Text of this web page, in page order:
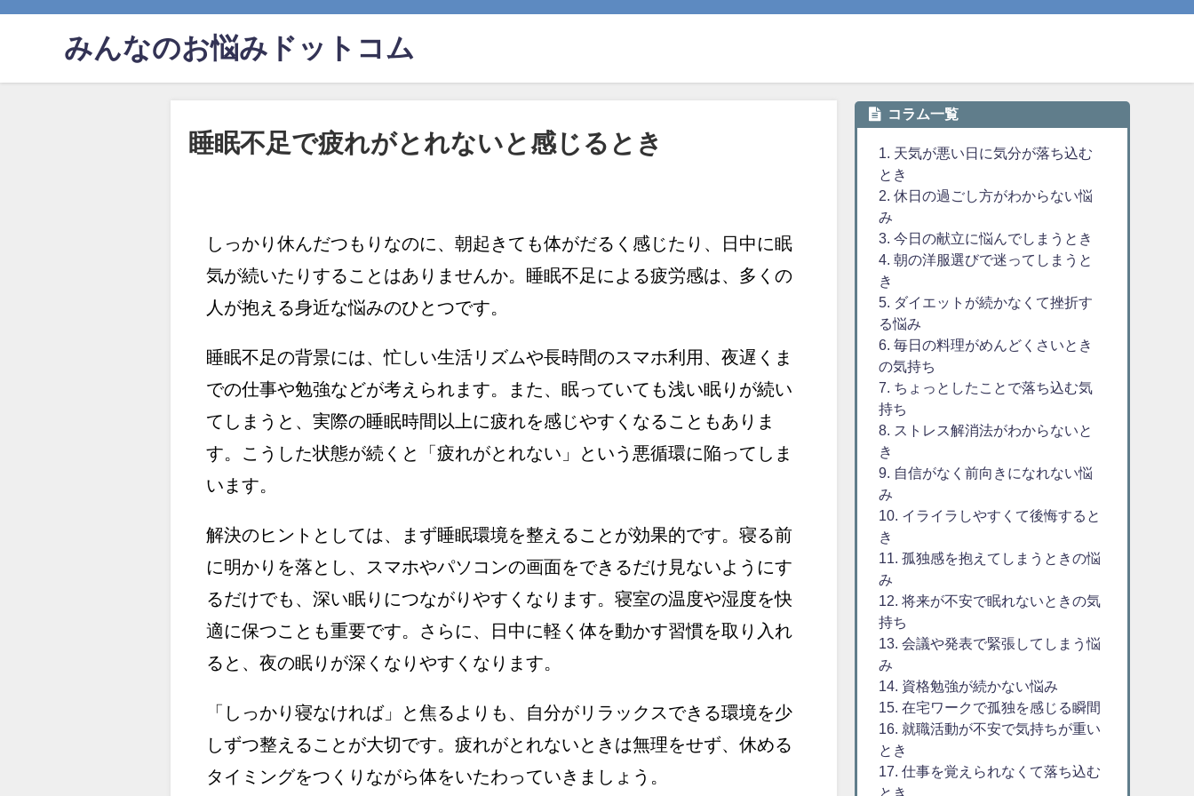
みんなのお悩みドットコム
睡眠不足で疲れがとれないと感じるとき
しっかり休んだつもりなのに、朝起きても体がだるく感じたり、日中に眠
気が続いたりすることはありませんか。睡眠不足による疲労感は、多くの
人が抱える身近な悩みのひとつです。
睡眠不足の背景には、忙しい生活リズムや長時間のスマホ利用、夜遅くま
での仕事や勉強などが考えられます。また、眠っていても浅い眠りが続い
てしまうと、実際の睡眠時間以上に疲れを感じやすくなることもありま
す。こうした状態が続くと「疲れがとれない」という悪循環に陥ってしま
います。
解決のヒントとしては、まず睡眠環境を整えることが効果的です。寝る前
に明かりを落とし、スマホやパソコンの画面をできるだけ見ないようにす
るだけでも、深い眠りにつながりやすくなります。寝室の温度や湿度を快
適に保つことも重要です。さらに、日中に軽く体を動かす習慣を取り入れ
ると、夜の眠りが深くなりやすくなります。
「しっかり寝なければ」と焦るよりも、自分がリラックスできる環境を少
しずつ整えることが大切です。疲れがとれないときは無理をせず、休める
タイミングをつくりながら体をいたわっていきましょう。
コラム一覧
1. 天気が悪い日に気分が落ち込む
とき
2. 休日の過ごし方がわからない悩
み
3. 今日の献立に悩んでしまうとき
4. 朝の洋服選びで迷ってしまうと
き
5. ダイエットが続かなくて挫折す
る悩み
6. 毎日の料理がめんどくさいとき
の気持ち
7. ちょっとしたことで落ち込む気
持ち
8. ストレス解消法がわからないと
き
9. 自信がなく前向きになれない悩
み
10. イライラしやすくて後悔すると
き
11. 孤独感を抱えてしまうときの悩
み
12. 将来が不安で眠れないときの気
持ち
13. 会議や発表で緊張してしまう悩
み
14. 資格勉強が続かない悩み
15. 在宅ワークで孤独を感じる瞬間
16. 就職活動が不安で気持ちが重い
とき
17. 仕事を覚えられなくて落ち込む
とき